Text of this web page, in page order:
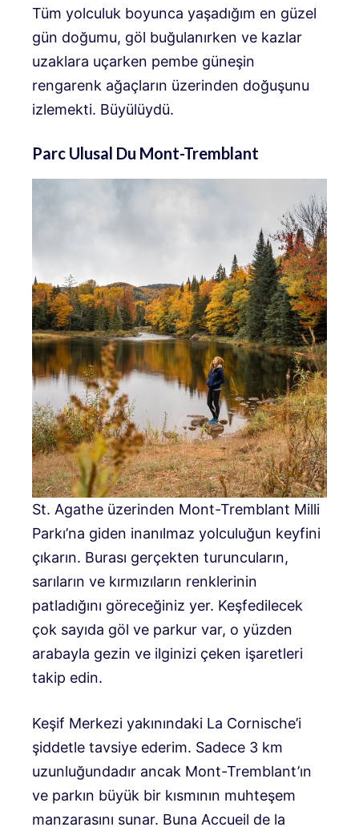
Tüm yolculuk boyunca yaşadığım en güzel
gün doğumu, göl buğulanırken ve kazlar
uzaklara uçarken pembe güneşin
rengarenk ağaçların üzerinden doğuşunu
izlemekti. Büyülüydü.
Parc Ulusal Du Mont-Tremblant
St. Agathe üzerinden Mont-Tremblant Milli
Parkı’na giden inanılmaz yolculuğun keyfini
çıkarın. Burası gerçekten turuncuların,
sarıların ve kırmızıların renklerinin
patladığını göreceğiniz yer. Keşfedilecek
çok sayıda göl ve parkur var, o yüzden
arabayla gezin ve ilginizi çeken işaretleri
takip edin.
Keşif Merkezi yakınındaki La Cornische’i
şiddetle tavsiye ederim. Sadece 3 km
uzunluğundadır ancak Mont-Tremblant’ın
ve parkın büyük bir kısmının muhteşem
manzarasını sunar. Buna Accueil de la